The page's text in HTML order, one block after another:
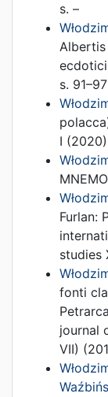
s. –
ecdotici
s. 91–97
I (2020
Furlan:
studies
fonti
Petrarca
journal
VII) (